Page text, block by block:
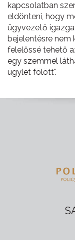
kapcsolatban
eldönteni, hogy
ügyvezető
bejelentésre nem
felelőssé tehető
egy szemmel
ügylet fölött".